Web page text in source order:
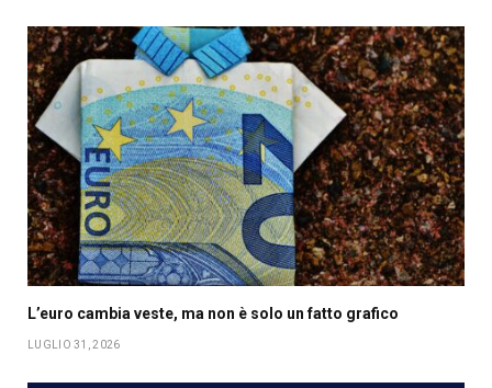
L’euro cambia veste, ma non è solo un fatto grafico
LUGLIO 31, 2026